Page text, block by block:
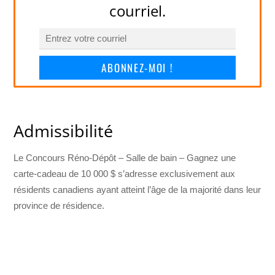
courriel.
ABONNEZ-MOI !
Admissibilité
Le Concours Réno-Dépôt – Salle de bain – Gagnez une
carte-cadeau de 10 000 $ s’adresse exclusivement aux
résidents canadiens ayant atteint l’âge de la majorité dans leur
province de résidence.